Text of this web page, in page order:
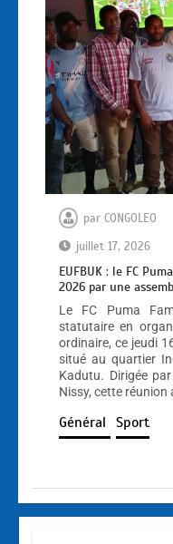
par CONGOLEO
juillet 17, 2026
EUFBUK : le FC
2026 par une
Le FC Puma
statutaire en
ordinaire, ce jeudi
situé au quartier
Kadutu. Dirigée
Nissy, cette
Général Sport